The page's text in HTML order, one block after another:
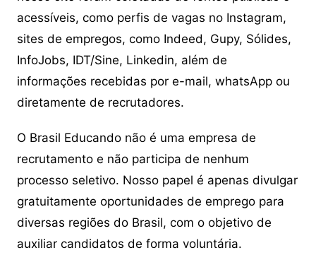
acessíveis, como perfis de vagas no Instagram,
sites de empregos, como Indeed, Gupy, Sólides,
InfoJobs, IDT/Sine, Linkedin, além de
informações recebidas por e-mail, whatsApp ou
diretamente de recrutadores.
O Brasil Educando não é uma empresa de
recrutamento e não participa de nenhum
processo seletivo. Nosso papel é apenas divulgar
gratuitamente oportunidades de emprego para
diversas regiões do Brasil, com o objetivo de
auxiliar candidatos de forma voluntária.